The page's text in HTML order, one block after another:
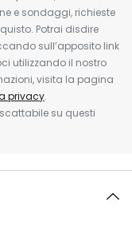
e sondaggi, richieste
Potrai disdire
sull’apposito link
utilizzando il nostro
visita la pagina
privacy.
su questi